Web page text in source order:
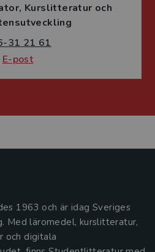
Kurslitteratur och
31 21 61
E-post
1963 och är idag Sveriges
Med läromedel, kurslitteratur,
och digitala